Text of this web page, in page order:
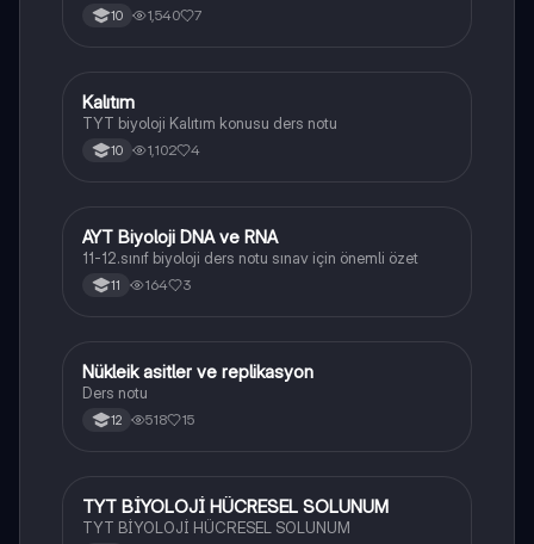
10 1,540 7
Biyoloji
Kalıtım
TYT biyoloji Kalıtım konusu ders notu
10 1,102 4
Biyoloji
AYT Biyoloji DNA ve RNA
11-12.sınıf biyoloji ders notu sınav için önemli özet
11 164 3
Biyoloji
Nükleik asitler ve replikasyon
Ders notu
12 518 15
Biyoloji
TYT BİYOLOJİ HÜCRESEL SOLUNUM
TYT BİYOLOJİ HÜCRESEL SOLUNUM